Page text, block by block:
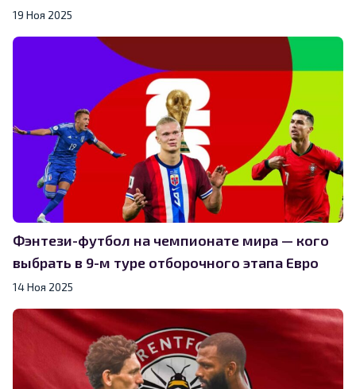
19 Ноя 2025
Фэнтези-футбол на чемпионате мира — кого
выбрать в 9-м туре отборочного этапа Евро
14 Ноя 2025